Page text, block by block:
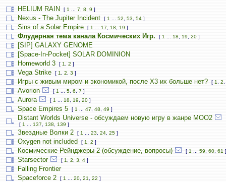
HELIUM RAIN [ 1 7 8 9 ]
Nexus - The Jupiter Incident [ 1 52 53 54 ]
Sins of a Solar Empire [ 1 17 18 19 ]
Флудерная тема канала Космических Игр. [ 1 18 19 20 ]
[SIP] GALAXY GENOME
[Space-In-Pocket] SOLAR DOMINION
Homeworld 3
[ 1 2 ]
Vega Strike [ 1 2 3 ]
Игры с живым миром и экономикой, после X3 их больше нет? [ 1 2
Avorion [ 1 5 6 7 ]
Aurora [ 1 18 19 20 ]
Space Empires 5 [ 1 47 48 49 ]
Distant Worlds Universe - обсуждаем новую игру в жанре MOO2
[ 1 137 138 139 ]
Звездные Волки 2 [ 1 23 24 25 ]
Oxygen not included [ 1 2 ]
Космические Рейнджеры 2 (обсуждение, вопросы) [ 1 59 60 61 ]
Starsector [ 1 2 3 4 ]
Falling Frontier
Spaceforce 2
[ 1 20 21 22 ]